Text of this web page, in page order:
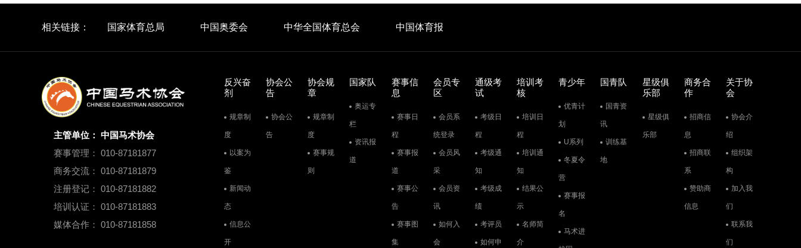
相关链接： 国家体育总局 中国奥委会 中华全国体育总会 中国体育报
主管单位： 中国马术协会
赛事管理： 010-87181877
商务交流： 010-87181879
注册登记： 010-87181882
培训认证： 010-87181883
媒体合作： 010-87181858
反兴奋
剂
规章制
度
以案为
鉴
新闻动
态
信息公
开
协会公
告
协会公
告
协会规
章
规章制
度
赛事规
则
国家队
奥运专
栏
资讯报
道
赛事信
息
赛事日
程
赛事报
道
赛事公
告
赛事图
集
会员专
区
会员系
统登录
会员风
采
会员资
讯
如何入
会
通级考
试
考级日
程
考级通
知
考级成
绩
考评员
如何申
培训考
核
培训日
程
培训通
知
结果公
示
名师简
介
青少年
优青计
划
U系列
冬夏令
营
赛事报
名
马术进
国青队
国青资
讯
训练基
地
星级俱
乐部
星级俱
乐部
商务合
作
招商信
息
招商联
系
赞助商
信息
关于协
会
协会介
绍
组织架
构
加入我
们
联系我
们